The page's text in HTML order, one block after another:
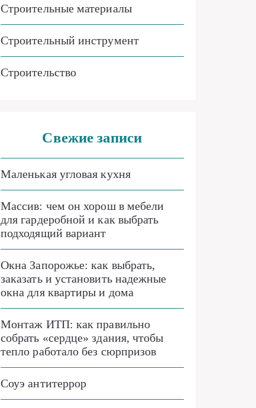
Строительные материалы
Строительный инструмент
Строительство
Свежие записи
Маленькая угловая кухня
Массив: чем он хорош в мебели
для гардеробной и как выбрать
подходящий вариант
Окна Запорожье: как выбрать,
заказать и установить надежные
окна для квартиры и дома
Монтаж ИТП: как правильно
собрать «сердце» здания, чтобы
тепло работало без сюрпризов
Соуэ антитеррор